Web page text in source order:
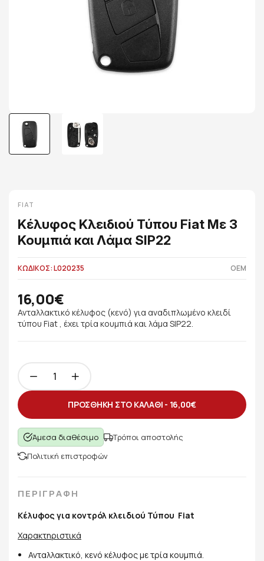
FIAT
Κέλυφος Κλειδιού Τύπου Fiat Με 3
Κουμπιά και Λάμα SIP22
ΚΩΔΙΚΟΣ: L020235 OEM
16,00€
Ανταλλακτικό κέλυφος (κενό) για αναδιπλωμένο κλειδί
τύπου Fiat , έχει τρία κουμπιά και λάμα SIP22.
ΠΡΟΣΘΗΚΗ ΣΤΟ ΚΑΛΑΘΙ - 16,00€
Άμεσα διαθέσιμο
Τρόποι αποστολής
Πολιτική επιστροφών
ΠΕΡΙΓΡΑΦΗ
Κέλυφος για κοντρόλ κλειδιού Τύπου Fiat
Χαρακτηριστικά
Ανταλλακτικό, κενό κέλυφος με τρία κουμπιά.